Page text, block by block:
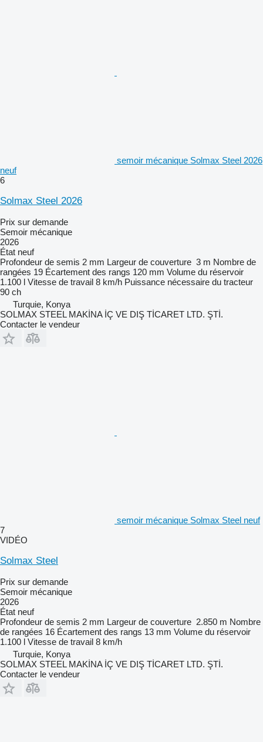
semoir mécanique Solmax Steel 2026
neuf
6
Solmax Steel 2026
Prix sur demande
Semoir mécanique
2026
État neuf
Profondeur de semis 2 mm Largeur de couverture 3 m Nombre de
rangées 19 Écartement des rangs 120 mm Volume du réservoir
1.100 l Vitesse de travail 8 km/h Puissance nécessaire du tracteur
90 ch
Turquie, Konya
SOLMAX STEEL MAKİNA İÇ VE DIŞ TİCARET LTD. ŞTİ.
Contacter le vendeur
semoir mécanique Solmax Steel neuf
7
VIDÉO
Solmax Steel
Prix sur demande
Semoir mécanique
2026
État neuf
Profondeur de semis 2 mm Largeur de couverture 2.850 m Nombre
de rangées 16 Écartement des rangs 13 mm Volume du réservoir
1.100 l Vitesse de travail 8 km/h
Turquie, Konya
SOLMAX STEEL MAKİNA İÇ VE DIŞ TİCARET LTD. ŞTİ.
Contacter le vendeur